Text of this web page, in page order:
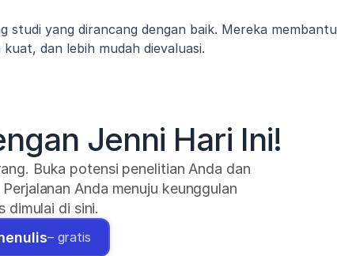
studi yang dirancang dengan baik. Mereka membantu
dan lebih mudah dievaluasi.
Jenni Hari Ini!
Buka potensi penelitian Anda dan
Anda menuju keunggulan
dimulai di sini.
– gratis